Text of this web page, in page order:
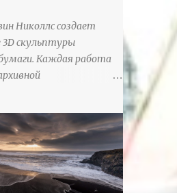
Николлс создает
скульптуры
Каждая работа
использует
клея для
деталей,
и инструменты для
чтобы точно